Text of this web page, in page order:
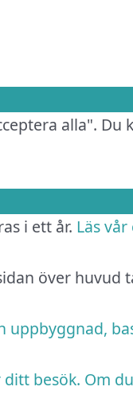
alla".
i ett år. Läs
över huvud
besök. Om